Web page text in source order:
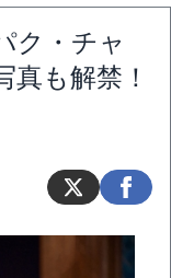
ク・チャ
真も解禁！